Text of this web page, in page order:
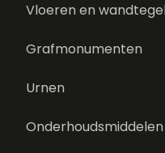
Vloeren en
Grafmonumenten
Urnen
Onderhoudsmiddelen